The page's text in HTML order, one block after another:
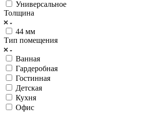
Универсальное
Толщина
44 мм
Тип помещения
Ванная
Гардеробная
Гостинная
Детская
Кухня
Офис